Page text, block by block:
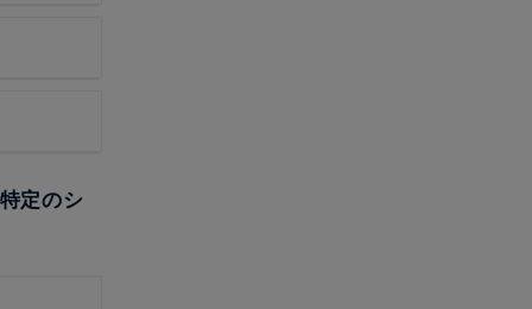
定のシ